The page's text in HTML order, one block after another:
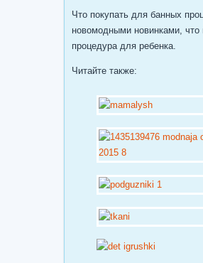
Что покупать для банных
новомодными новинками, что
процедура для ребенка.
Читайте также: